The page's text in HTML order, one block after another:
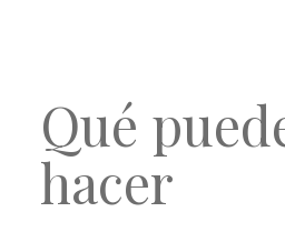
Qué
hacer